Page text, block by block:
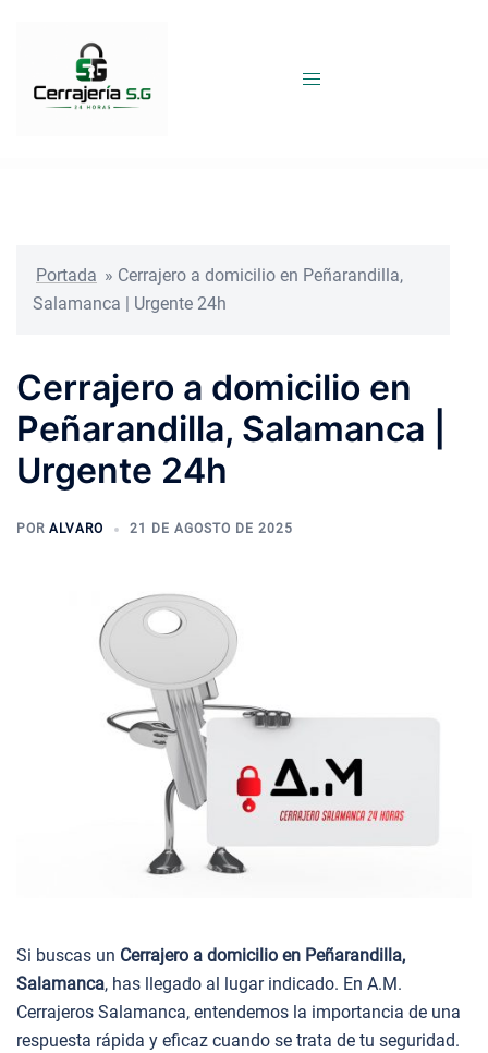
Portada » Cerrajero a domicilio en Peñarandilla,
Salamanca | Urgente 24h
Cerrajero a domicilio en
Peñarandilla, Salamanca |
Urgente 24h
POR ALVARO 21 DE AGOSTO DE 2025
Si buscas un Cerrajero a domicilio en Peñarandilla,
Salamanca, has llegado al lugar indicado. En A.M.
Cerrajeros Salamanca, entendemos la importancia de una
respuesta rápida y eficaz cuando se trata de tu seguridad.